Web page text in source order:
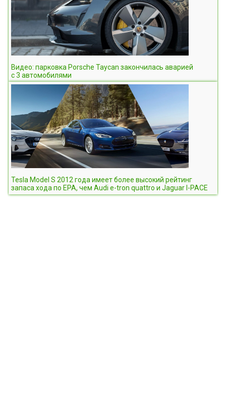
Видео: парковка Porsche Taycan закончилась аварией
с 3 автомобилями
Tesla Model S 2012 года имеет более высокий рейтинг
запаса хода по EPA, чем Audi e-tron quattro и Jaguar I-PACE